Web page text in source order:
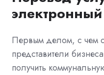
Первым делом, с чем
представители
получить